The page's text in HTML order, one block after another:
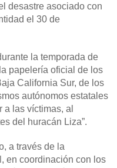
desastre asociado con
el 30 de
la temporada de
papelería oficial de los
California Sur, de los
autónomos estatales
a las víctimas, al
del huracán Liza”.
a través de la
en coordinación con los